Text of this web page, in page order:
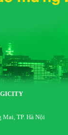
Mai, TP. Hà Nội